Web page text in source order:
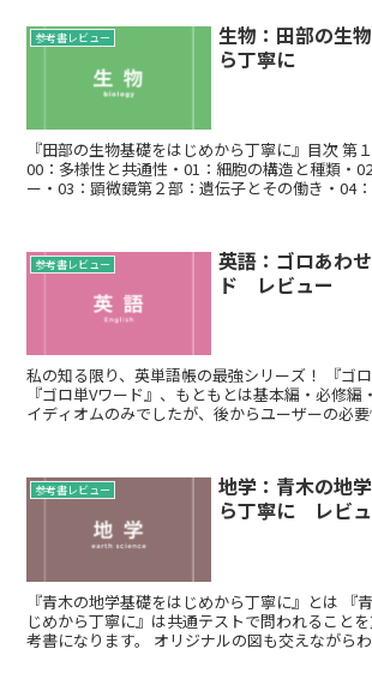
参考書レビュー
生物：田部の生
ら丁寧に
『田部の生物基礎をはじめから丁寧に』目次 第１部：生物の特徴・
00：多様性と共通性・01：細胞の構造と種類・
ー・03：顕微鏡第２部：遺伝子とその働き・04
参考書レビュー
英語：ゴロあわ
ド レビュー
私の知る限り、英単語帳の最強シリーズ！ 『ゴロV入門英単語』 通称
『ゴロ単Vワード』、もともとは基本編・必修編
イディオムのみでしたが、後からユーザーの必
参考書レビュー
地学：青木の地
ら丁寧に レビ
『青木の地学基礎をはじめから丁寧に』とは 『青木の地学基礎をは
じめから丁寧に』は共通テストで問われること
考書になります。 オリジナルの図も交えながらわかりやすい言葉で